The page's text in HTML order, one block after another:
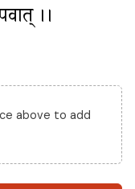
।।
above to add